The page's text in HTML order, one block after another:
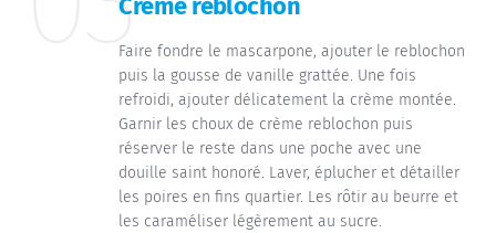
Crème reblochon
Faire fondre le mascarpone, ajouter le reblochon
puis la gousse de vanille grattée. Une fois
refroidi, ajouter délicatement la crème montée.
Garnir les choux de crème reblochon puis
réserver le reste dans une poche avec une
douille saint honoré. Laver, éplucher et détailler
les poires en fins quartier. Les rôtir au beurre et
les caraméliser légèrement au sucre.